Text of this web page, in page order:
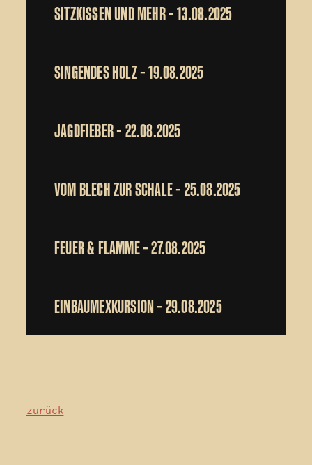
SITZKISSEN UND MEHR – 13.08.2025
SINGENDES HOLZ – 19.08.2025
JAGDFIEBER – 22.08.2025
VOM BLECH ZUR SCHALE – 25.08.2025
FEUER & FLAMME – 27.08.2025
EINBAUMEXKURSION – 29.08.2025
zurück